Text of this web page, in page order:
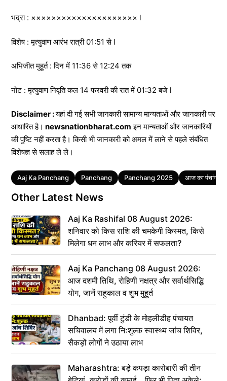
भद्रा : ××××××××××××××××××××× l
विशेष : मृत्युवाण आरंभ रात्री 01:51 से l
अभिजीत मुहूर्त : दिन में 11:36 से 12:24 तक
नोट : मृत्युवाण निवृति कल 14 फरवरी की रात में 01:32 बजे l
Disclaimer :यहां दी गई सभी जानकारी सामान्य मान्यताओं और जानकारी पर
आधारित है। newsnationbharat.com इन मान्यताओं और जानकारियों
की पुष्टि नहीं करता है। किसी भी जानकारी को अमल में लाने से पहले संबंधित
विशेषज्ञ से सलाह ले ले।
Tags
Aaj Ka Panchang Panchang Panchang 2025 आज का पंचांग
Other Latest News
Aaj Ka Rashifal 08 August 2026:
शनिवार को किस राशि की चमकेगी किस्मत, किसे
मिलेगा धन लाभ और करियर में सफलता?
Aaj Ka Panchang 08 August 2026:
आज दशमी तिथि, रोहिणी नक्षत्र और सर्वार्थसिद्धि
योग, जानें राहुकाल व शुभ मुहूर्त
Dhanbad: पूर्वी टुंडी के मोहलीडीह पंचायत
सचिवालय में लगा निःशुल्क स्वास्थ्य जांच शिविर,
सैकड़ों लोगों ने उठाया लाभ
Maharashtra: बड़े कपड़ा कारोबारी की तीन